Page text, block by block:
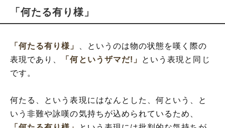
「何たる有り様」
「何たる有り様」
、というのは物の状態を嘆く際の
表現であり、
「何というザマだ!」
という表現と同じ
です。
何たる、という表現にはなんとした、何という、と
いう非難や詠嘆の気持ちが込められているため、